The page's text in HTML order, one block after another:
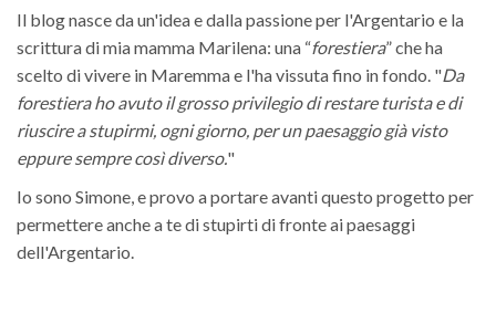
Il blog nasce da un'idea e dalla passione per l'Argentario e la
scrittura di mia mamma Marilena: una “forestiera” che ha
scelto di vivere in Maremma e l'ha vissuta fino in fondo. "Da
forestiera ho avuto il grosso privilegio di restare turista e di
riuscire a stupirmi, ogni giorno, per un paesaggio già visto
eppure sempre così diverso."
Io sono Simone, e provo a portare avanti questo progetto per
permettere anche a te di stupirti di fronte ai paesaggi
dell'Argentario.